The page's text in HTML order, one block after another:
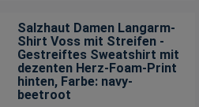
Salzhaut Damen Langarm-
Shirt Voss mit Streifen -
Gestreiftes Sweatshirt mit
dezenten Herz-Foam-Print
hinten, Farbe: navy-
beetroot